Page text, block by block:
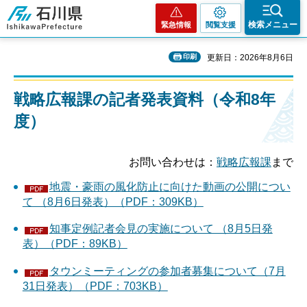
石川県
緊急情報 閲覧支援 検索メニュー
印刷 更新日：2026年8月6日
戦略広報課の記者発表資料（令和8年
度）
お問い合わせは： 戦略広報課 まで
地震・豪雨の風化防止に向けた動画の公開につい
て （8月6日発表）（PDF：309KB）
知事定例記者会見の実施について （8月5日発
表）（PDF：89KB）
タウンミーティングの参加者募集について（7月
31日発表）（PDF：703KB）